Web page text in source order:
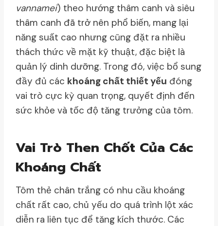
vannamei) theo hướng thâm canh và siêu
thâm canh đã trở nên phổ biến, mang lại
năng suất cao nhưng cũng đặt ra nhiều
thách thức về mặt kỹ thuật, đặc biệt là
quản lý dinh dưỡng. Trong đó, việc bổ sung
đầy đủ các khoáng chất thiết yếu đóng
vai trò cực kỳ quan trọng, quyết định đến
sức khỏe và tốc độ tăng trưởng của tôm.
Vai Trò Then Chốt Của Các
Khoáng Chất
Tôm thẻ chân trắng có nhu cầu khoáng
chất rất cao, chủ yếu do quá trình lột xác
diễn ra liên tục để tăng kích thước. Các